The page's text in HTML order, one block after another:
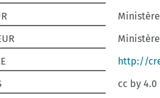
http://
cc by 4.0